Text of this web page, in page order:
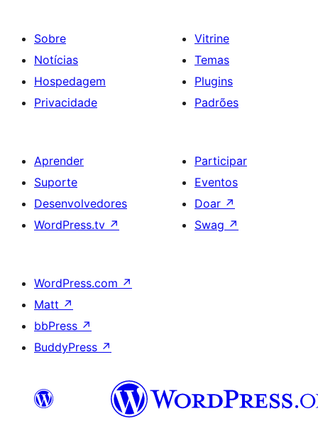
Sobre
Notícias
Hospedagem
Privacidade
Vitrine
Temas
Plugins
Padrões
Aprender
Suporte
Desenvolvedores
WordPress.tv ↗
Participar
Eventos
Doar ↗
Swag ↗
WordPress.com ↗
Matt ↗
bbPress ↗
BuddyPress ↗